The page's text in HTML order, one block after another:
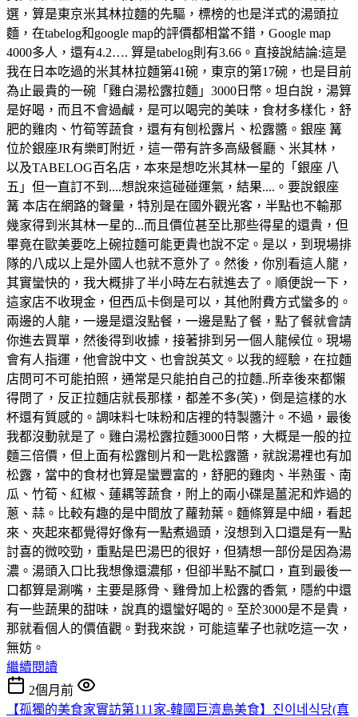
選，算是東京米其林拉麵的先驅，標榜的也是洋式的湯頭拉
麵，在tabelog和google map的評價都相當不錯，Google map
4000多人，還有4.2…. 算是tabelog則有3.66。直接說結論:這是
我在日本吃過的米其林拉麵第41碗，東京的第17碗，也是目前
為止最貴的一碗「雞白湯松露拉麵」3000日幣。坦白說，湯算
是好喝，而且不會過鹹，是可以喝完的美味，食材多樣化，舒
肥的雞肉、竹筍等蔬食，還有有刨松露片、松露醬。銀座 篝
位於銀座JR有樂町附近，這一帶有許多高級餐廳、米其林，
以及TABELOG百名店，本來是想吃米其林一星的「銀座 八
五」但一直訂不到....想說來這碰碰運氣，結果....。要說銀座
篝 本店在網路的聲量，特別是在國外觀光客，半點也不輸那
幾家得到米其林一星的...而且價位甚至比那些得星的還貴，但
畢竟在歐美要吃上碗拉麵可能更貴也說不定。是以，到現場排
隊的八成以上是外國人也就不意外了。然後，你別看這人龍，
其實蠻快的，我大概排了半小時左右就進去了。順便說一下，
這家店不收現金，但西瓜卡倒是可以，其他附費方式蠻多的。
兩邊的人龍，一邊是還沒點餐，一邊是點了餐，點了餐就會請
你進去買單，然後得到收據，接著排到另一個人龍候位。現場
會有人指運，他會說中文、也會說英文。以我的經驗，在拉麵
店問可不可能拍照，通常是只能拍自己的拉麵..所幸後來都懶
得問了，反正拉麵店就長那樣，都差不多(笑)，倒是這樣的水
杯還有質感的。調味料七味粉和店裡的特製醬汁。不過，最後
我都沒動就是了。雞白湯松露拉麵3000日幣，大概是一般的拉
麵三倍價，但上面有松露刨片和一匙松露醬，就說湯裡也有加
松露，當中的食材也算是蠻豐富的，舒肥的雞肉、半熟蛋、南
瓜、竹筍、紅椒、蓮耦等蔬食，附上的兩小碟是薑泥和炸過的
蔥、蒜。比較有趣的是中間放了蘿勃葉。麵條算是中細，看起
來、夾起來都覺得好像有一點煮過頭，沒想到入口還是有一點
討喜的微咬勁，重點是巴湯巴的很好，但猜想一部份是因為湯
濃。湯頭入口比我想像還濃郁，但卻半點不膩口，直到最後一
口都算是涮嘴，主要是豚骨、雞骨加上松露的香氣，隱約中還
有一些蔬果的甜味，說真的還蠻好喝的。至於3000是不是貴，
那就看個人的價值觀。對我來說，可能這輩子也就吃這一次，
無妨。
繼續閱讀
2個月前
【孤獨的美食家實訪第111家-韓國巨濟島美食】진이네식당(真